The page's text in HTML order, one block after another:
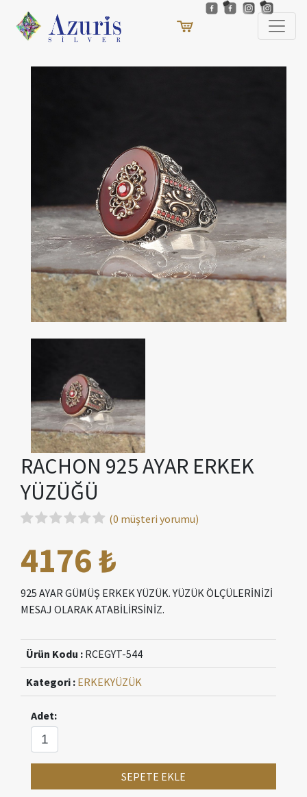
RACHON 925 AYAR ERKEK
YÜZÜĞÜ
(0 müşteri yorumu)
4176 ₺
925 AYAR GÜMÜŞ ERKEK YÜZÜK. YÜZÜK ÖLÇÜLERİNİZİ
MESAJ OLARAK ATABİLİRSİNİZ.
Ürün Kodu : RCEGYT-544
Kategori : ERKEKYÜZÜK
Adet:
SEPETE EKLE